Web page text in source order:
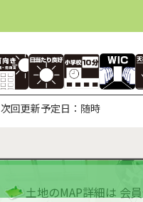
次回更新予定日： 随時
土地のMAP詳細は 会